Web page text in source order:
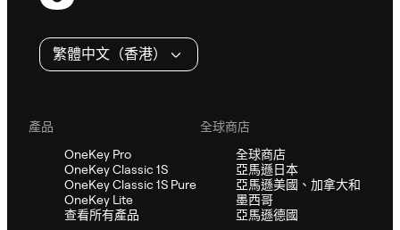
繁體中文（香港）
產品
OneKey Pro
OneKey Classic 1S
OneKey Classic 1S Pure
OneKey Lite
查看所有產品
全球商店
全球商店
亞馬遜日本
亞馬遜美國、加拿大和
墨西哥
亞馬遜德國